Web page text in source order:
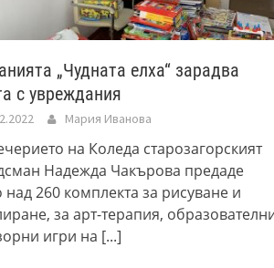
„Чудната елха“ зарадва
с увреждания
Мария Иванова
на Коледа старозагорският
Надежда Чакърова предаде
260 комплекта за рисуване и
за арт-терапия,
игри на [...]